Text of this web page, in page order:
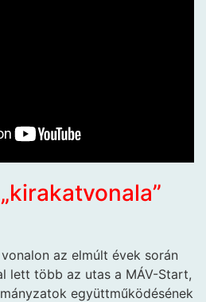
az elmúlt évek során
lett több az utas a MÁV-Start,
együttműködésének